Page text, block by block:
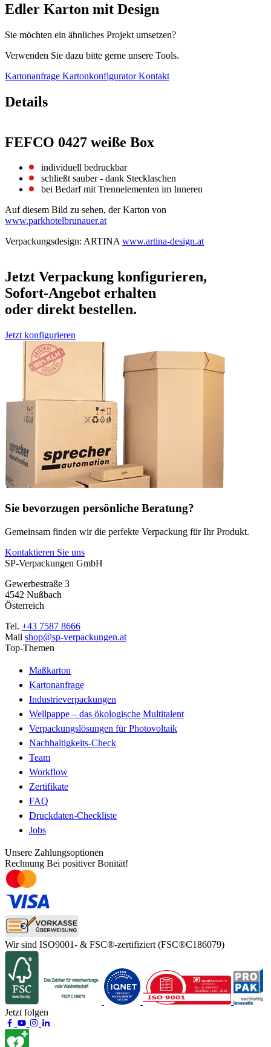
Edler Karton mit Design
Sie möchten ein ähnliches Projekt umsetzen?
Verwenden Sie dazu bitte gerne unsere Tools.
Kartonanfrage KartonkonfiguratorKontakt
Details
FEFCO 0427 weiße Box
individuell bedruckbar
schließt sauber - dank Stecklaschen
bei Bedarf mit Trennelementen im Inneren
Auf diesem Bild zu sehen, der Karton von
www.parkhotelbrunauer.at
Verpackungsdesign: ARTINAwww.artina-design.at
Jetzt Verpackung konfigurieren,
Sofort-Angebot erhalten
oder direkt bestellen.
Jetzt konfigurieren
Sie bevorzugen persönliche Beratung?
Gemeinsam finden wir die perfekte Verpackung für Ihr Produkt.
Kontaktieren Sie uns
SP-Verpackungen GmbH
Gewerbestraße 3
4542 Nußbach
Österreich
Tel. +43 7587 8666
Mail shop@sp-verpackungen.at
Top-Themen
Maßkarton
Kartonanfrage
Industrieverpackungen
Wellpappe – das ökologische Multitalent
Verpackungslösungen für Photovoltaik
Nachhaltigkeits-Check
Team
Workflow
Zertifikate
FAQ
Druckdaten-Checkliste
Jobs
Unsere Zahlungsoptionen
Rechnung Bei positiver Bonität!
Wir sind ISO9001- & FSC®-zertifiziert (FSC®C186079)
Jetzt folgen